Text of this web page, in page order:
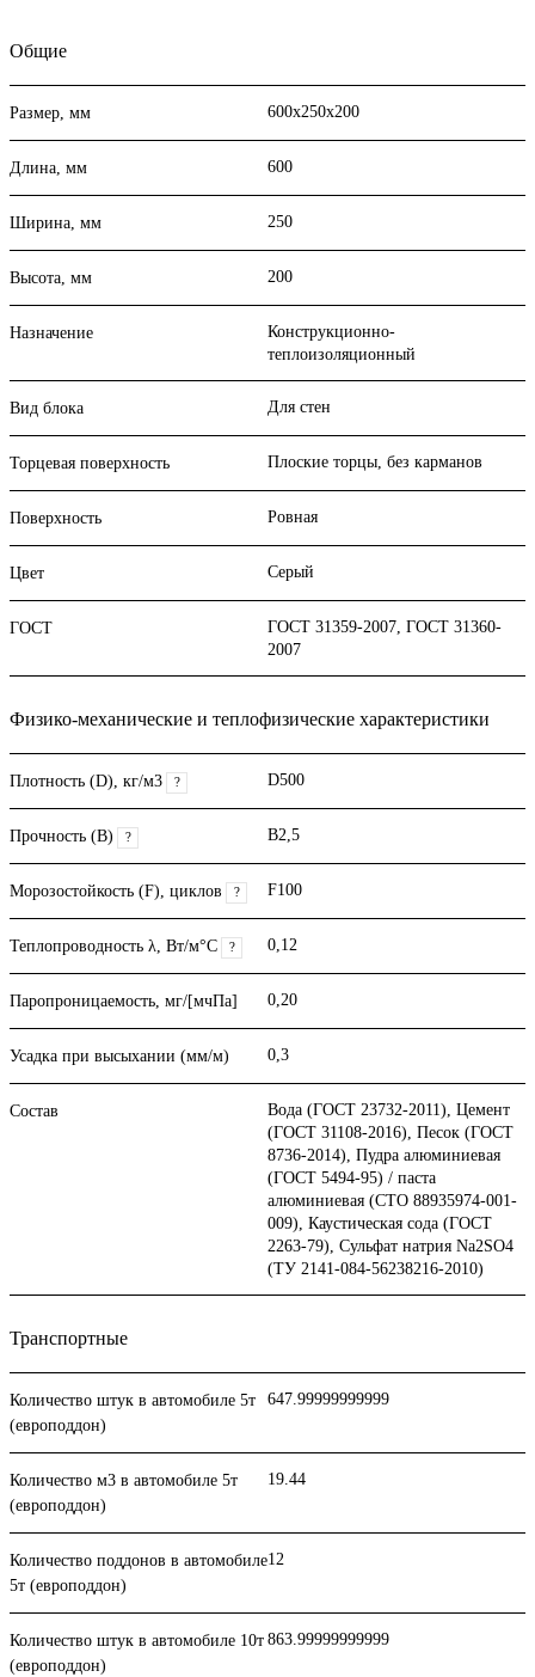
Общие
Размер, мм 600х250х200
Длина, мм 600
Ширина, мм 250
Высота, мм 200
Назначение
Конструкционно-
теплоизоляционный
Вид блока Для стен
Торцевая поверхность Плоские торцы, без карманов
Поверхность Ровная
Цвет Серый
ГОСТ
ГОСТ 31359-2007, ГОСТ 31360-
2007
Физико-механические и теплофизические характеристики
Плотность (D), кг/м3 ? D500
Прочность (В) ? B2,5
Морозостойкость (F), циклов ? F100
Теплопроводность λ, Вт/м°С ? 0,12
Паропроницаемость, мг/[мчПа] 0,20
Усадка при высыхании (мм/м) 0,3
Состав
Вода (ГОСТ 23732-2011), Цемент
(ГОСТ 31108-2016), Песок (ГОСТ
8736-2014), Пудра алюминиевая
(ГОСТ 5494-95) / паста
алюминиевая (СТО 88935974-001-
009), Каустическая сода (ГОСТ
2263-79), Сульфат натрия Na2SO4
(ТУ 2141-084-56238216-2010)
Транспортные
Количество штук в автомобиле 5т
(европоддон)
647.99999999999
Количество м3 в автомобиле 5т
(европоддон)
19.44
Количество поддонов в автомобиле
5т (европоддон)
12
Количество штук в автомобиле 10т
(европоддон)
863.99999999999